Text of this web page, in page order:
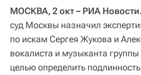
МОСКВА, 2 окт – РИА
суд Москвы назначил
по искам Сергея Жукова и
вокалиста и музыканта
целью определить